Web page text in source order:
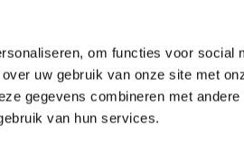
om functies voor social
uw gebruik van onze site met
gegevens combineren met
van hun services.
om elkaar
dit gesprek krijg je de ruimte
loopt en wat je hoopt te
aandachtige en
naar je waarden (act),
(yucel) of in balans komen